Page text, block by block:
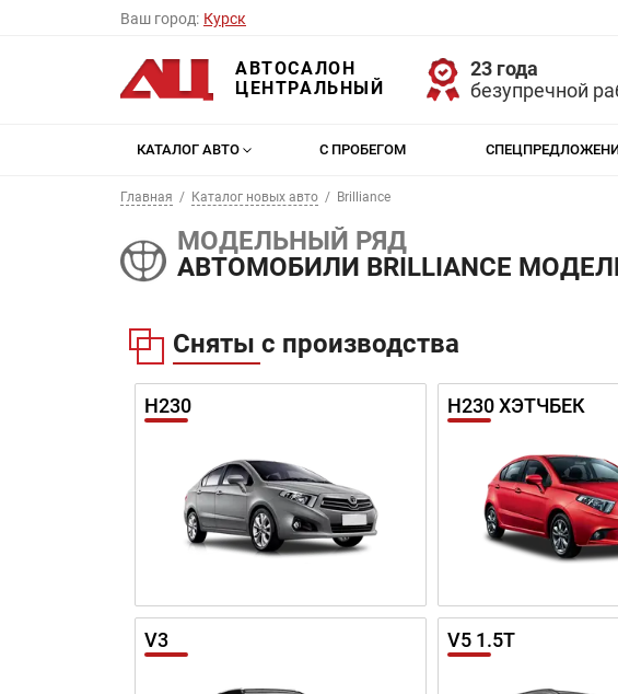
Ваш город: Курск
АВТОСАЛОН
ЦЕНТРАЛЬНЫЙ
23 года
безупречной
КАТАЛОГ АВТО С ПРОБЕГОМ
Главная Каталог новых авто Brilliance
МОДЕЛЬНЫЙ РЯД
АВТОМОБИЛИ BRILLIANCE
Сняты с производства
H230 H230 ХЭТЧБЕК
V3 V5 1.5T